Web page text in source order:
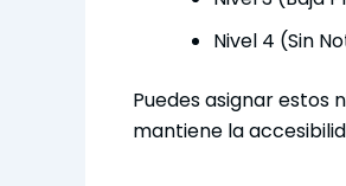
Nivel 4 (Sin
Puedes asignar
mantiene la